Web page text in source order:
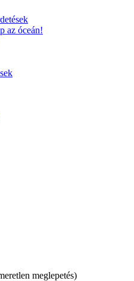
az óceán!
meglepetés)